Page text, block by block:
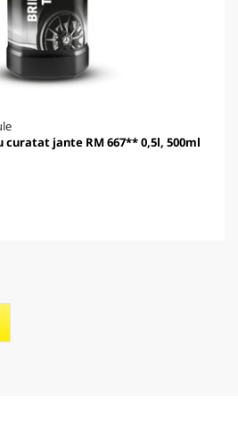
jante RM 667** 0,5l, 500ml